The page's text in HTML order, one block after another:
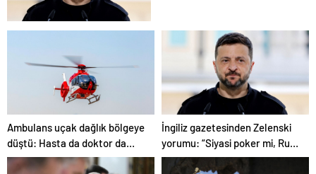
poker mi, Rus ruleti mi?”
Ambulans uçak dağlık bölgeye
düştü: Hasta da doktor da
öldü
İngiliz gazetesinden Zelenski
yorumu: “Siyasi poker mi, Rus
ruleti mi?”